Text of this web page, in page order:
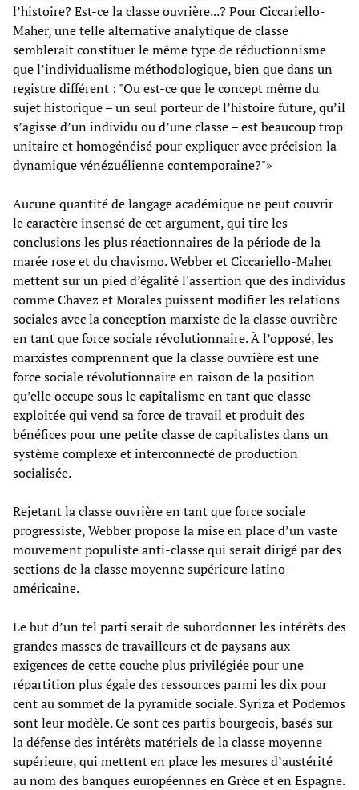
l’histoire? Est-ce la classe ouvrière...? Pour Ciccariello-
Maher, une telle alternative analytique de classe
semblerait constituer le même type de réductionnisme
que l’individualisme méthodologique, bien que dans un
registre différent : "Ou est-ce que le concept même du
sujet historique – un seul porteur de l’histoire future, qu’il
s’agisse d’un individu ou d’une classe – est beaucoup trop
unitaire et homogénéisé pour expliquer avec précision la
dynamique vénézuélienne contemporaine?"»
Aucune quantité de langage académique ne peut couvrir
le caractère insensé de cet argument, qui tire les
conclusions les plus réactionnaires de la période de la
marée rose et du chavismo. Webber et Ciccariello-Maher
mettent sur un pied d’égalité l'assertion que des individus
comme Chavez et Morales puissent modifier les relations
sociales avec la conception marxiste de la classe ouvrière
en tant que force sociale révolutionnaire. À l’opposé, les
marxistes comprennent que la classe ouvrière est une
force sociale révolutionnaire en raison de la position
qu’elle occupe sous le capitalisme en tant que classe
exploitée qui vend sa force de travail et produit des
bénéfices pour une petite classe de capitalistes dans un
système complexe et interconnecté de production
socialisée.
Rejetant la classe ouvrière en tant que force sociale
progressiste, Webber propose la mise en place d’un vaste
mouvement populiste anti-classe qui serait dirigé par des
sections de la classe moyenne supérieure latino-
américaine.
Le but d’un tel parti serait de subordonner les intérêts des
grandes masses de travailleurs et de paysans aux
exigences de cette couche plus privilégiée pour une
répartition plus égale des ressources parmi les dix pour
cent au sommet de la pyramide sociale. Syriza et Podemos
sont leur modèle. Ce sont ces partis bourgeois, basés sur
la défense des intérêts matériels de la classe moyenne
supérieure, qui mettent en place les mesures d’austérité
au nom des banques européennes en Grèce et en Espagne.